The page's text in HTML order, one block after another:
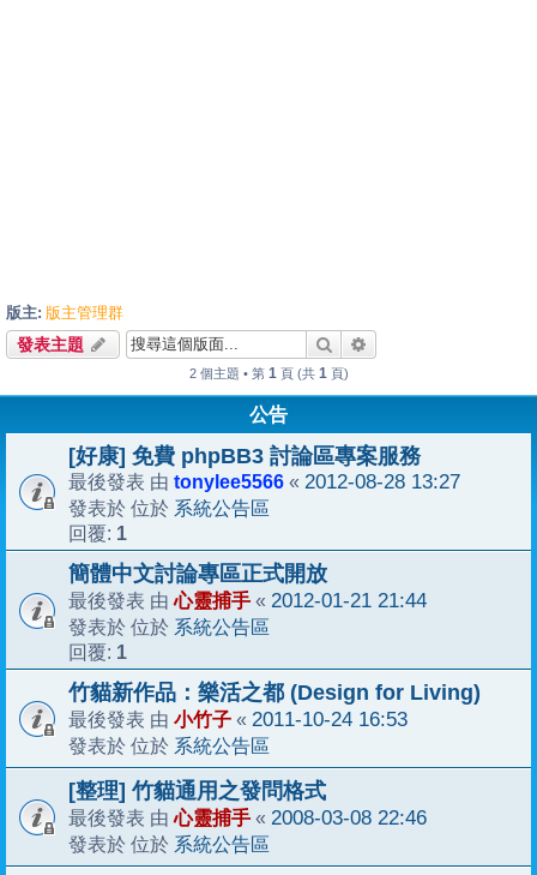
版主: 版主管理群
發表主題 搜尋
2 個主題 • 第 1 頁 (共 1 頁)
公告
[好康] 免費 phpBB3 討論區專案服務
最後發表 由 tonylee5566 « 2012-08-28 13:27
發表於 位於 系統公告區
回覆: 1
簡體中文討論專區正式開放
最後發表 由心靈捕手 « 2012-01-21 21:44
發表於 位於 系統公告區
回覆: 1
竹貓新作品：樂活之都 (Design for Living)
最後發表 由 小竹子 « 2011-10-24 16:53
發表於 位於 系統公告區
[整理] 竹貓通用之發問格式
最後發表 由心靈捕手 « 2008-03-08 22:46
發表於 位於 系統公告區